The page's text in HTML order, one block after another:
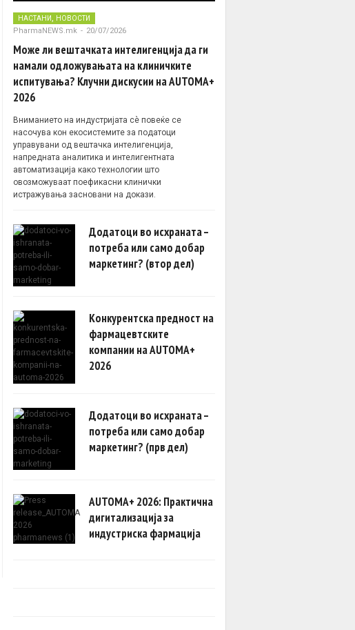
НАСТАНИ НОВОСТИ
PharmaNEWS.mk - 20/07/2026
Може ли вештачката интелигенција да ги
намали одложувањата на клиничките
испитувања? Клучни дискусии на AUTOMA+
2026
Вниманието на индустријата сè повеќе се
насочува кон екосистемите за податоци
управувани од вештачка интелигенција,
напредната аналитика и интелигентната
автоматизација како технологии што
овозможуваат поефикасни клинички
истражувања засновани на докази.
Додатоци во исхраната –
потреба или само добар
маркетинг? (втор дел)
Конкурентска предност на
фармацевтските
компании на AUTOMA+
2026
Додатоци во исхраната –
потреба или само добар
маркетинг? (прв дел)
AUTOMA+ 2026: Практична
дигитализација за
индустриска фармација